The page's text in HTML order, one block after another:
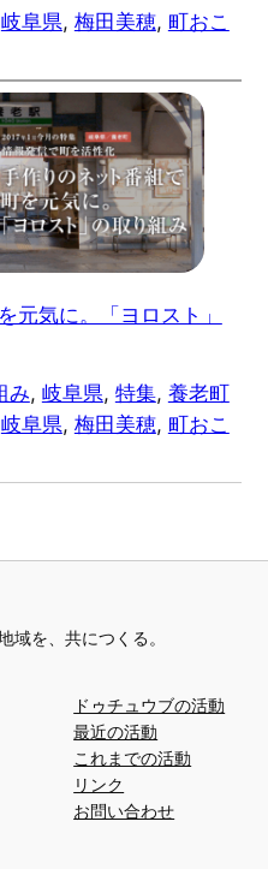
岐阜県, 梅田美穂, 町おこ
元気に。「ヨロスト」
み, 岐阜県, 特集, 養老町
岐阜県, 梅田美穂, 町おこ
域を、共につくる。
ドゥチュウブの活動
最近の活動
これまでの活動
リンク
お問い合わせ